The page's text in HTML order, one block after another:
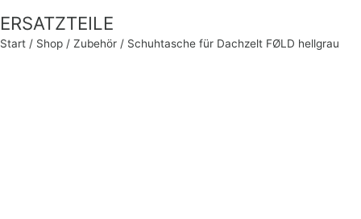
ERSATZTEILE
Start / Shop / Zubehör / Schuhtasche für Dachzelt FØLD hellgrau